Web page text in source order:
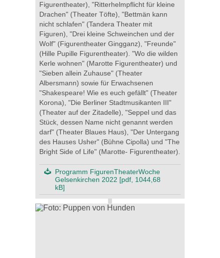
Figurentheater), "Ritterhelmpflicht für kleine
Drachen" (Theater Töfte), "Bettmän kann
nicht schlafen" (Tandera Theater mit
Figuren), "Drei kleine Schweinchen und der
Wolf" (Figurentheater Gingganz), "Freunde"
(Hille Pupille Figurentheater). "Wo die wilden
Kerle wohnen" (Marotte Figurentheater) und
"Sieben allein Zuhause" (Theater
Albersmann) sowie für Erwachsenen
"Shakespeare! Wie es euch gefällt" (Theater
Korona), "Die Berliner Stadtmusikanten III"
(Theater auf der Zitadelle), "Seppel und das
Stück, dessen Name nicht genannt werden
darf" (Theater Blaues Haus), "Der Untergang
des Hauses Usher" (Bühne Cipolla) und "The
Bright Side of Life" (Marotte- Figurentheater).
Programm FigurenTheaterWoche
Gelsenkirchen 2022 [pdf, 1044,68
kB]